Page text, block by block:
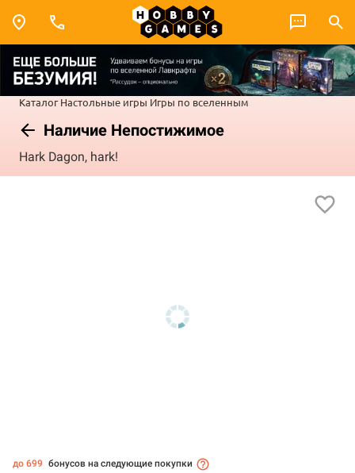
Каталог Настольные игры Игры по вселенным
Наличие Непостижимое
Hark Dagon, hark!
до 699 бонусов на следующие покупки